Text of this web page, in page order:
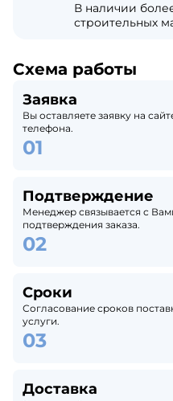
В наличии
строительных
Схема работы
Заявка
Вы оставляете заявку на
телефона.
Подтверждение
Менеджер связывается с
подтверждения заказа.
Сроки
Согласование сроков
услуги.
Доставка